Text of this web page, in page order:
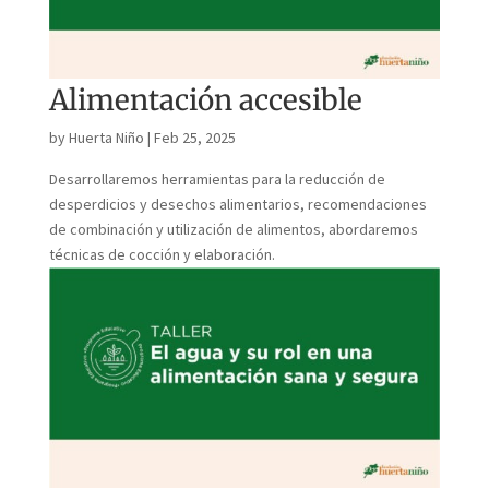
Alimentación accesible
byHuerta Niño | Feb 25, 2025
Desarrollaremos herramientas para la reducción de
desperdicios y desechos alimentarios, recomendaciones
de combinación y utilización de alimentos, abordaremos
técnicas de cocción y elaboración.